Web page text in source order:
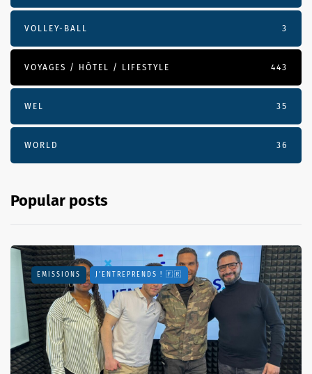
VOLLEY-BALL 3
VOYAGES / HÔTEL / LIFESTYLE 443
WEL 35
WORLD 36
Popular posts
EMISSIONS J'ENTREPRENDS ! 🇫🇷